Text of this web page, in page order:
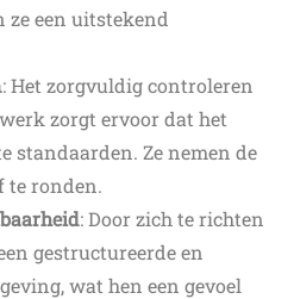
een uitstekend
: Het zorgvuldig controleren
zorgt ervoor dat het
standaarden. Ze nemen de
te ronden.
: Door zich te richten
gestructureerde en
wat hen een gevoel